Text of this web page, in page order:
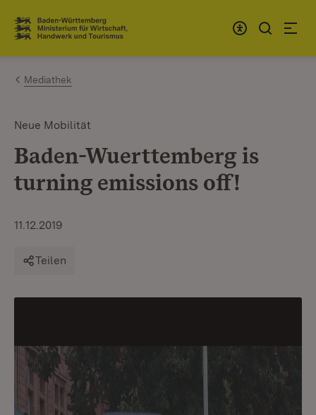
Zum Inhalt springen
Link zur Startseite
Mediathek
Neue Mobilität
Baden-Wuerttemberg is
turning emissions off!
11.12.2019
Teilen